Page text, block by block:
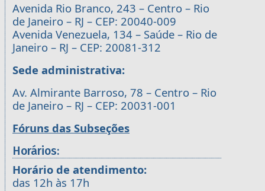
Avenida Rio Branco, 243 – Centro – Rio
de Janeiro – RJ – CEP: 20040-009
Avenida Venezuela, 134 – Saúde – Rio de
Janeiro – RJ – CEP: 20081-312
Sede administrativa:
Av. Almirante Barroso, 78 – Centro – Rio
de Janeiro – RJ – CEP: 20031-001
Fóruns das Subseções
Horários:
Horário de atendimento:
das 12h às 17h